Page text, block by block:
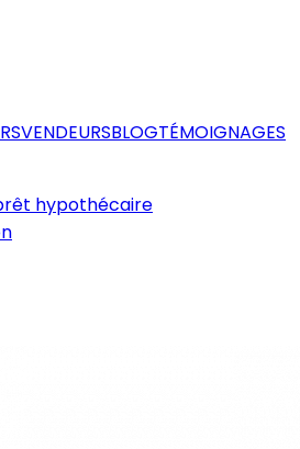
VENDEURSBLOGTÉMOIGNAGES
hypothécaire